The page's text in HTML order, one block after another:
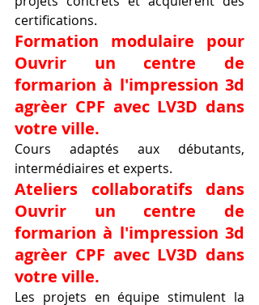
certifications.
Formation modulaire pour
Ouvrir un centre de
formarion à l'impression 3d
agrèer CPF avec LV3D dans
votre ville.
Cours adaptés aux débutants,
intermédiaires et experts.
Ateliers collaboratifs dans
Ouvrir un centre de
formarion à l'impression 3d
agrèer CPF avec LV3D dans
votre ville.
Les projets en équipe stimulent la